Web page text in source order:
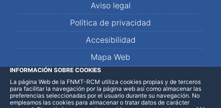
Aviso legal
Política de privacidad
Accesibilidad
Mapa Web
LinkedInFacebookWhatsApp
INFORMACIÓN SOBRE COOKIES
La página Web de la FNMT-RCM utiliza cookies propias y de terceros
para facilitar la navegación por la página web así como almacenar las
preferencias seleccionadas por el usuario durante su navegación. No
empleamos las cookies para almacenar o tratar datos de carácter